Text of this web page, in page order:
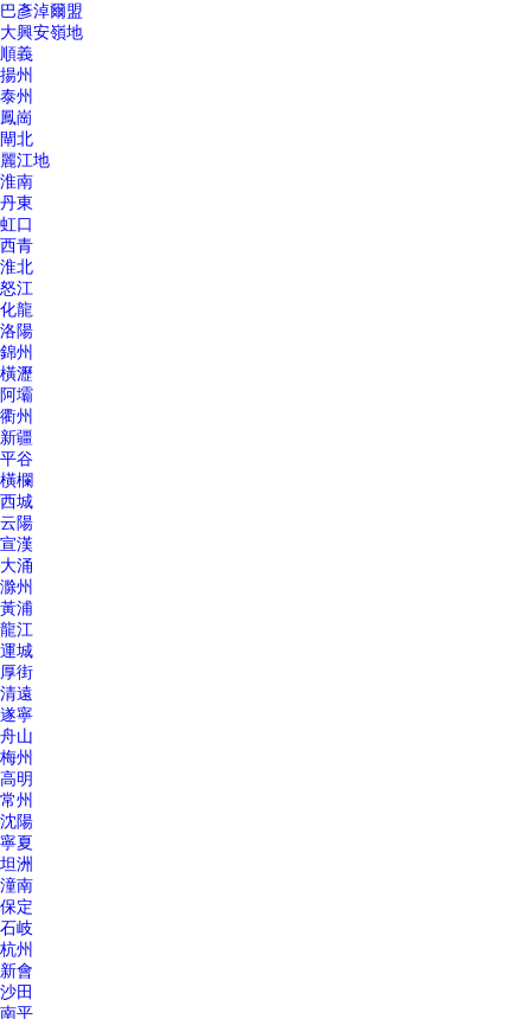
巴彥淖爾盟
大興安嶺地
順義
揚州
泰州
鳳崗
閘北
麗江地
淮南
丹東
虹口
西青
淮北
怒江
化龍
洛陽
錦州
橫瀝
阿壩
衢州
新疆
平谷
橫欄
西城
云陽
宣漢
大涌
滁州
黃浦
龍江
運城
厚街
清遠
遂寧
舟山
梅州
高明
常州
沈陽
寧夏
坦洲
潼南
保定
石岐
杭州
新會
沙田
南平